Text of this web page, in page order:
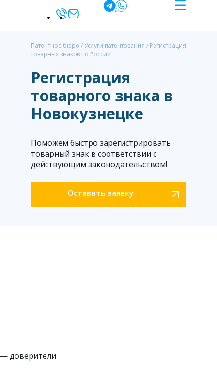
Патентное бюро / Услуги патентования / Регистрация
товарных знаков по России
Регистрация
товарного знака в
Новокузнецке
Поможем быстро зарегистрировать
товарный знак в соответствии с
действующим законодательством!
Оставить заявку
— доверители